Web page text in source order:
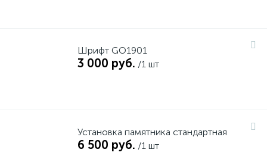
Шрифт GO1901
3 000 руб. /1 шт
Установка памятника стандартная
6 500 руб. /1 шт